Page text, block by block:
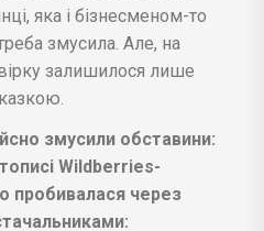
яка і бізнесменом-то
змусила. Але, на
залишилося лише
змусили обставини:
Wildberries-
пробивалася через